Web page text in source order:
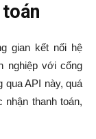
gian kết nối hệ
nghiệp với cổng
qua API này, quá
thanh toán,